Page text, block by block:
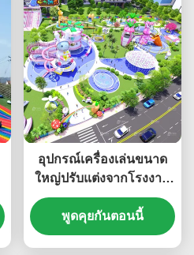
อุปกรณ์เครื่องเล่นขนาด
ใหญ่ปรับแต่งจากโรงงาน
อุปกรณ์เครื่องเล่นกลาง
แจ้ง
พูดคุยกันตอนนี้